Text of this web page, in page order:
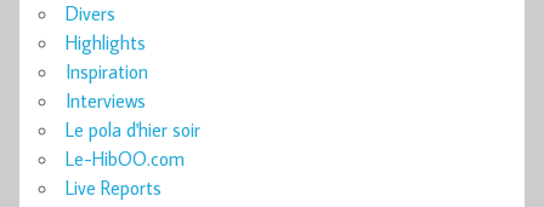
Divers
Highlights
Inspiration
Interviews
Le pola d'hier soir
Le-HibOO.com
Live Reports